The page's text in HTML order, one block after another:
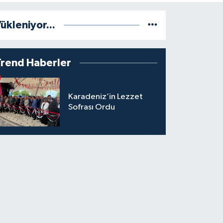
Haberler
Karadeniz’in Lezzet
Sofrası Ordu